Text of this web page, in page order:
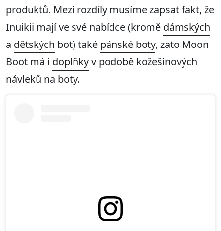
produktů. Mezi rozdíly musíme zapsat fakt, že
Inuikii mají ve své nabídce (kromě dámských
a dětských bot) také pánské boty, zato Moon
Boot má i doplňkyv podobě kožešinových
návleků na boty.